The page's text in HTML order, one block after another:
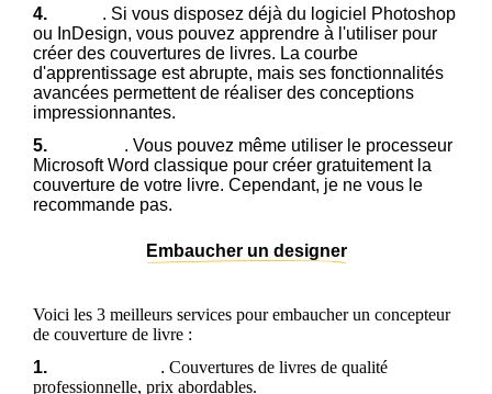
4.
. Si vous disposez déjà du logiciel Photoshop
ou InDesign, vous pouvez apprendre à l'utiliser pour
créer des couvertures de livres. La courbe
d'apprentissage est abrupte, mais ses fonctionnalités
avancées permettent de réaliser des conceptions
impressionnantes.
5.
. Vous pouvez même utiliser le processeur
Microsoft Word classique pour créer gratuitement la
couverture de votre livre. Cependant, je ne vous le
recommande pas.
Embaucher un designer
Voici les 3 meilleurs services pour embaucher un concepteur
de couverture de livre :
1.
. Couvertures de livres de qualité
professionnelle, prix abordables.